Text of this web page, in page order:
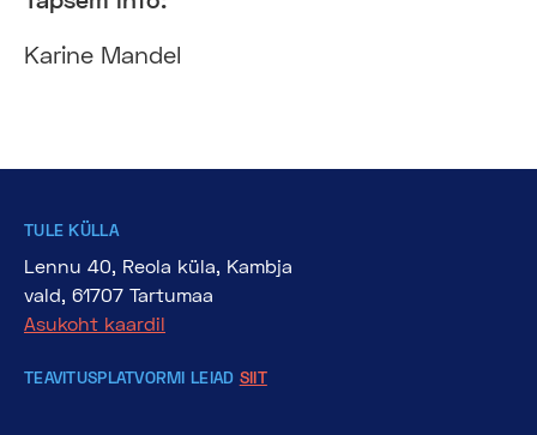
Karine Mandel
TULE KÜLLA
Lennu 40, Reola küla, Kambja
vald, 61707 Tartumaa
Asukoht kaardil
TEAVITUSPLATVORMI LEIAD SIIT